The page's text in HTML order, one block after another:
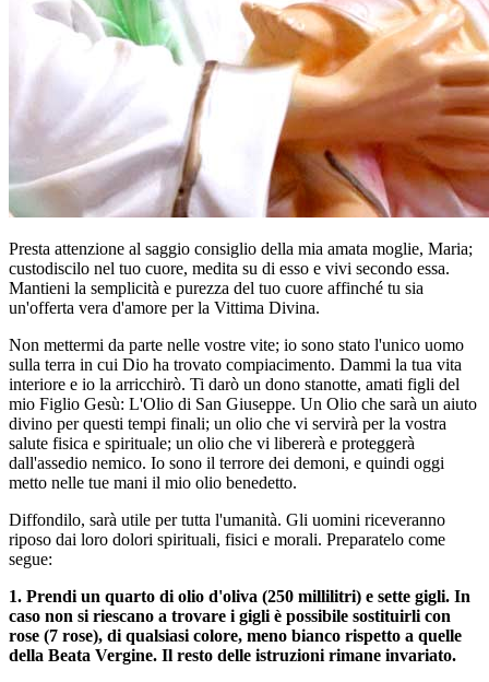
Presta attenzione al saggio consiglio della mia amata moglie, Maria;
custodiscilo nel tuo cuore, medita su di esso e vivi secondo essa.
Mantieni la semplicità e purezza del tuo cuore affinché tu sia
un'offerta vera d'amore per la Vittima Divina.
Non mettermi da parte nelle vostre vite; io sono stato l'unico uomo
sulla terra in cui Dio ha trovato compiacimento. Dammi la tua vita
interiore e io la arricchirò. Ti darò un dono stanotte, amati figli del
mio Figlio Gesù: L'Olio di San Giuseppe. Un Olio che sarà un aiuto
divino per questi tempi finali; un olio che vi servirà per la vostra
salute fisica e spirituale; un olio che vi libererà e proteggerà
dall'assedio nemico. Io sono il terrore dei demoni, e quindi oggi
metto nelle tue mani il mio olio benedetto.
Diffondilo, sarà utile per tutta l'umanità. Gli uomini riceveranno
riposo dai loro dolori spirituali, fisici e morali. Preparatelo come
segue:
1. Prendi un quarto di olio d'oliva (250 millilitri) e sette gigli. In
caso non si riescano a trovare i gigli è possibile sostituirli con
rose (7 rose), di qualsiasi colore, meno bianco rispetto a quelle
della Beata Vergine. Il resto delle istruzioni rimane invariato.